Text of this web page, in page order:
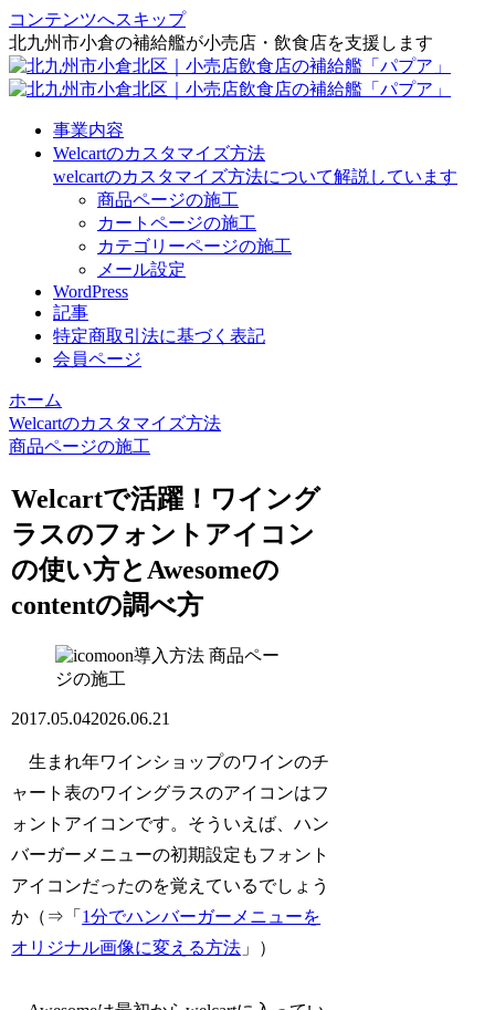
コンテンツへスキップ
北九州市小倉の補給艦が小売店・飲食店を支援します
事業内容
Welcartのカスタマイズ方法
welcartのカスタマイズ方法について解説しています
商品ページの施工
カートページの施工
カテゴリーページの施工
メール設定
WordPress
記事
特定商取引法に基づく表記
会員ページ
ホーム
Welcartのカスタマイズ方法
商品ページの施工
Welcartで活躍！ワイング
ラスのフォントアイコン
の使い方とAwesomeの
contentの調べ方
商品ペー
ジの施工
2017.05.042026.06.21
生まれ年ワインショップのワインのチ
ャート表のワイングラスのアイコンはフ
ォントアイコンです。そういえば、ハン
バーガーメニューの初期設定もフォント
アイコンだったのを覚えているでしょう
か（⇒「 1分でハンバーガーメニューを
オリジナル画像に変える方法 」）